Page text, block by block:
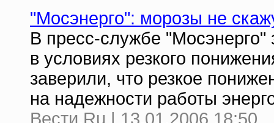
"Мосэнерго": морозы не
В пресс-службе "Мосэнерго"
в условиях резкого
заверили, что резкое
на надежности работы
Вести.Ru | 13.01.2006 18:50